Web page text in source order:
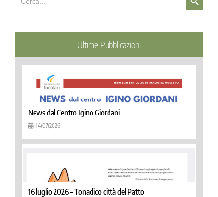
for:
Ultime Pubblicazioni
News dal Centro Igino Giordani
14/07/2026
16 luglio 2026 – Tonadico città del Patto